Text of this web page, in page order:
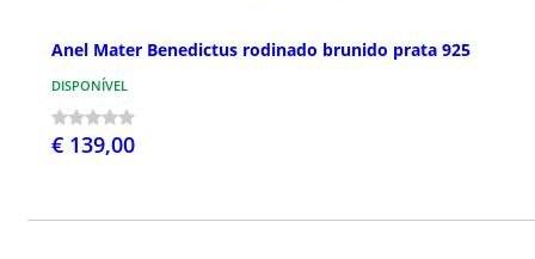
Anel Mater Benedictus rodinado brunido prata 925
DISPONÍVEL
€ 139,00